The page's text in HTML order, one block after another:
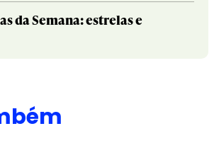
da Semana: estrelas e